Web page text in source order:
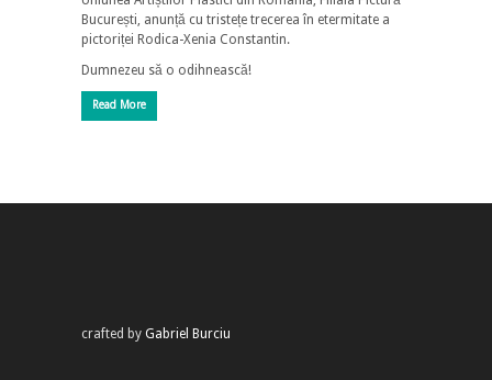
București, anunță cu tristețe trecerea în etermitate a
pictoriței Rodica-Xenia Constantin.
Dumnezeu să o odihnească!
Read More
crafted by Gabriel Burciu